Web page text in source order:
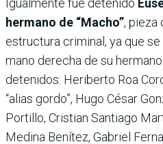
Igualmente fue detenido
hermano de “Macho”, pieza
estructura criminal, ya que
mano derecha de su
detenidos: Heriberto Roa
“alias gordo”, Hugo César
Portillo, Cristian Santiago
Medina Benítez, Gabriel